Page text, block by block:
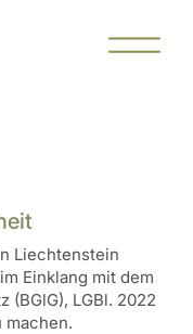
Liechtenstein
Einklang mit dem
LGBl. 2022
machen.